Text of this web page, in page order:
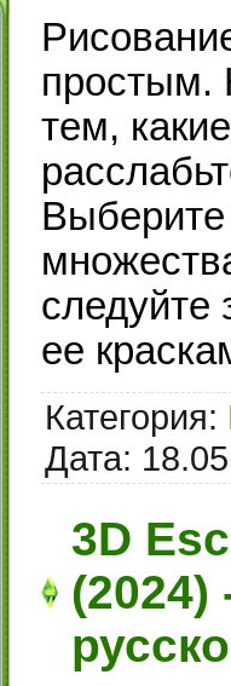
простым.
тем,
Выберите
следуйте
ее
Категория:
Дата:
3D
(2024)